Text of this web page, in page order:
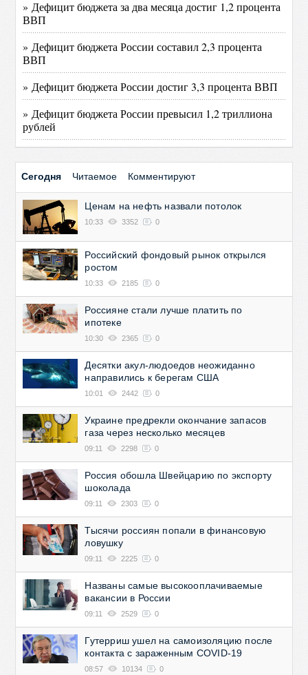
» Дефицит бюджета за два месяца достиг 1,2 процента
ВВП
» Дефицит бюджета России составил 2,3 процента
ВВП
» Дефицит бюджета России достиг 3,3 процента ВВП
» Дефицит бюджета России превысил 1,2 триллиона
рублей
Сегодня Читаемое Комментируют
Ценам на нефть назвали потолок
10:33 3352 0
Российский фондовый рынок открылся
ростом
10:33 2185 0
Россияне стали лучше платить по
ипотеке
10:30 2365 0
Десятки акул-людоедов неожиданно
направились к берегам США
10:01 2442 0
Украине предрекли окончание запасов
газа через несколько месяцев
09:11 2298 0
Россия обошла Швейцарию по экспорту
шоколада
09:11 2303 0
Тысячи россиян попали в финансовую
ловушку
09:11 2225 0
Названы самые высокооплачиваемые
вакансии в России
09:11 2529 0
Гутерриш ушел на самоизоляцию после
контакта с зараженным COVID-19
08:57 10134 0